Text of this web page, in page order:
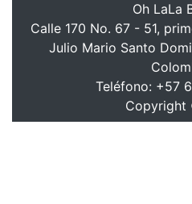
Oh LaLa
Calle 170 No. 67 - 51,
Julio Mario Santo
Teléfono: +57